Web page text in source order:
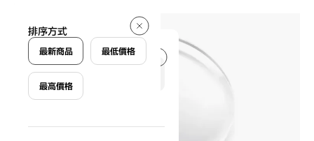
270 件
篩選條件
排序方式
最新商品 最低價格
最高價格